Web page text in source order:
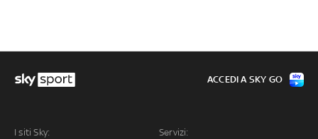
I siti Sky: Servizi:
ACCEDI A SKY GO